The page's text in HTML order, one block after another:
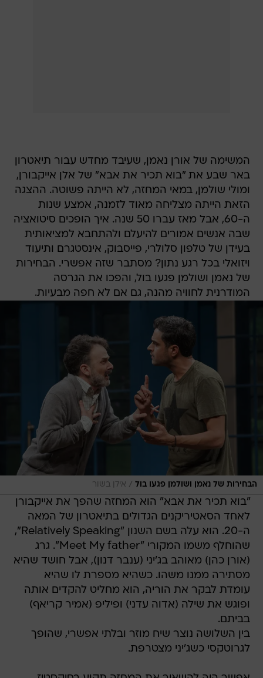
המשימה של אורן נאמן, שעיבד מחדש עבור תיאטרון
באר שבע את "בוא תכיר את אבא" של אלן אייקבורן,
ומולי שולמן, במאי המחזה, לא הייתה פשוטה. ההצגה
הזאת הייתה מצליחה מאוד לזמנה, אמצע שנות
ה-60, אבל מאז עברו 50 שנה. איך הופכים סיטואציה
שבה אנשים אמורים להיעלם ולהתחבא למציאותית
בעידן של טלפון סלולרי, פייסבוק, אינסטגרם ותיעוד
ויזואלי בכל רגע נתון? מסתבר שזה אפשרי. הבחירות
של נאמן ושולמן פגעו בול, והפכו את הגרסה
המודרנית לחוויה מהנה, גם אם לא חפה מבעיות.
הבחירות של נאמן ושולמן פגעו בול / אילן בשור
"בוא תכיר את אבא" הוא המחזה שהפך את אייקבורן
לאחד הסאטיריקנים הגדולים בתיאטרון של המאה
ה-20. הוא עלה בשם השנון "Relatively Speaking",
שהוחלף משמו המקורי "Meet My father". גרג
(אורן כהן) מאוהב בג'יני (ענבר דנון), אבל חושד שהיא
מסתירה ממנו משהו. כשהיא מספרת לו שהיא
עומדת לבקר את הוריה, הוא מחליט להקדים אותה
ופוגש את שילה (אדוה עדני) ופיליפ (אמיר קריאף)
בביתם.
בין השלושה נוצר שיח מוזר ובלתי אפשרי, שהופך
לגרוטקסי כשג'יני מצטרפת.